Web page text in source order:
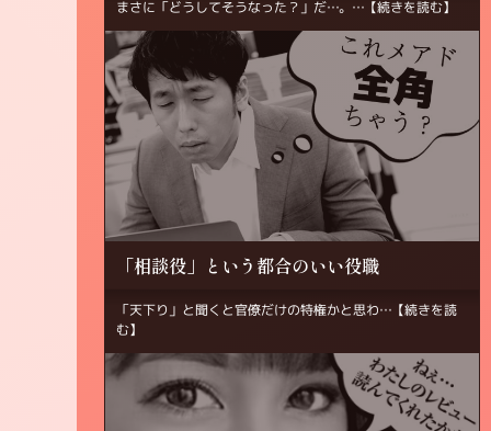
まさに「どうしてそうなった？」だ…。…【続きを読む】
「相談役」という都合のいい役職
「天下り」と聞くと官僚だけの特権かと思わ… 【続きを読
む】